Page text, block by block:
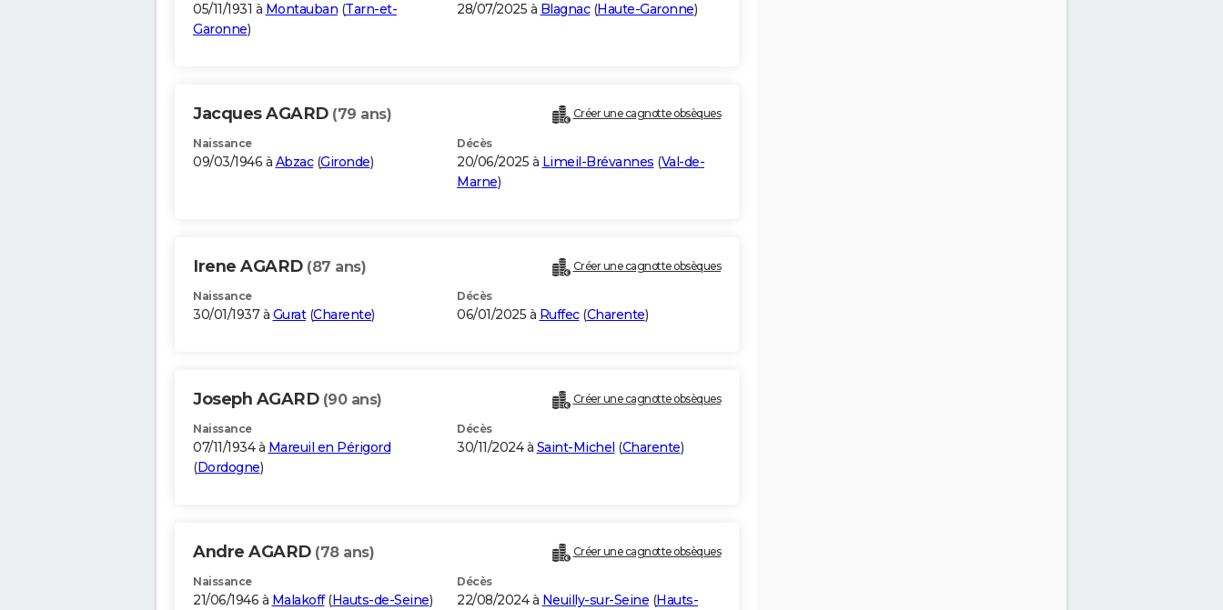
05/11/1931 à Montauban (Tarn-et-
Garonne)
28/07/2025 à Blagnac(Haute-Garonne)
Jacques AGARD (79 ans) Créer une cagnotte obsèques
Naissance
09/03/1946 à Abzac(Gironde)
Décès
20/06/2025 à Limeil-Brévannes (Val-de-
Marne)
Irene AGARD (87 ans) Créer une cagnotte obsèques
Naissance
30/01/1937 à Gurat(Charente)
Décès
06/01/2025 à Ruffec(Charente)
Joseph AGARD (90 ans) Créer une cagnotte obsèques
Naissance
07/11/1934 à Mareuil en Périgord
(Dordogne)
Décès
30/11/2024 à Saint-Michel (Charente)
Andre AGARD (78 ans) Créer une cagnotte obsèques
Naissance
21/06/1946 à Malakoff(Hauts-de-Seine)
Décès
22/08/2024 à Neuilly-sur-Seine (Hauts-